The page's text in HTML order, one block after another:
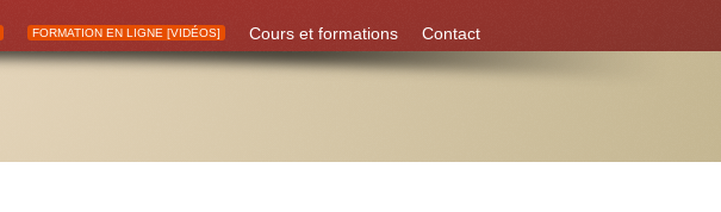
FORMATION EN LIGNE [VIDÉOS] Cours et formations Contact